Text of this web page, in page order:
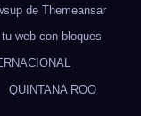
de Themeansar
web con bloques
QUINTANA ROO